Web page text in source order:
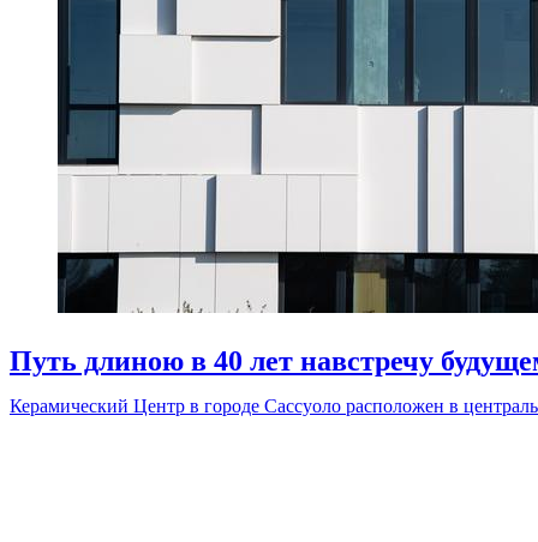
Путь длиною в 40 лет навстречу
Керамический Центр в городе Сассуоло расположен в